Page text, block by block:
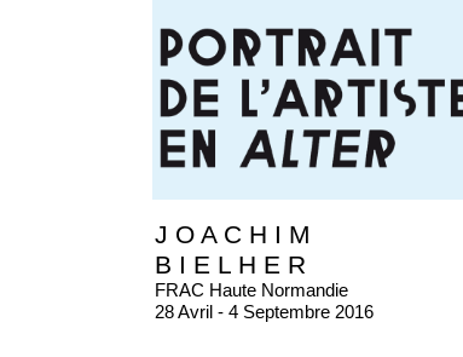
J O A C H I M
B I E L H E R
FRAC Haute Normandie
28 Avril - 4 Septembre 2016